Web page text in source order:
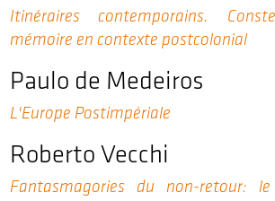
Itinéraires contemporains.
mémoire en contexte postcolonial
Paulo de Medeiros
L'Europe Postimpériale
Roberto Vecchi
Fantasmagories du non-retour: